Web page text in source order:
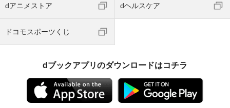
dアニメストア dヘルスケア
ドコモスポーツくじ
dブックアプリのダウンロードはコチラ